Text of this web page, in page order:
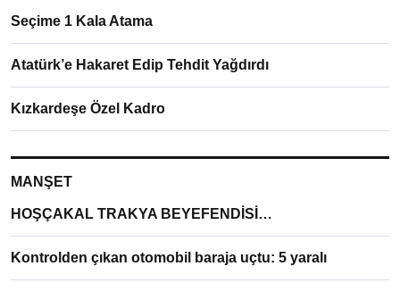
Seçime 1 Kala Atama
Atatürk’e Hakaret Edip Tehdit Yağdırdı
Kızkardeşe Özel Kadro
MANŞET
HOŞÇAKAL TRAKYA BEYEFENDİSİ…
Kontrolden çıkan otomobil baraja uçtu: 5 yaralı